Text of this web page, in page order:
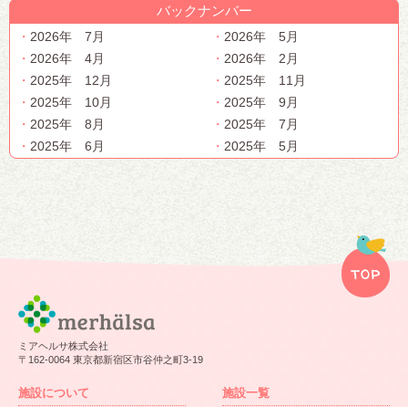
バックナンバー
2026年 7月
2026年 5月
2026年 4月
2026年 2月
2025年 12月
2025年 11月
2025年 10月
2025年 9月
2025年 8月
2025年 7月
2025年 6月
2025年 5月
ミアヘルサ株式会社
〒162-0064 東京都新宿区市谷仲之町3-19
施設について 施設一覧